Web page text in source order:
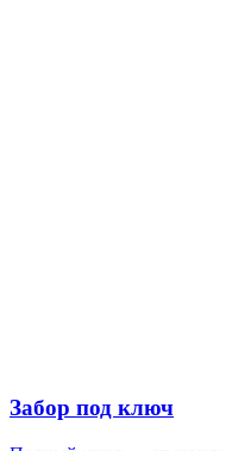
Забор под ключ